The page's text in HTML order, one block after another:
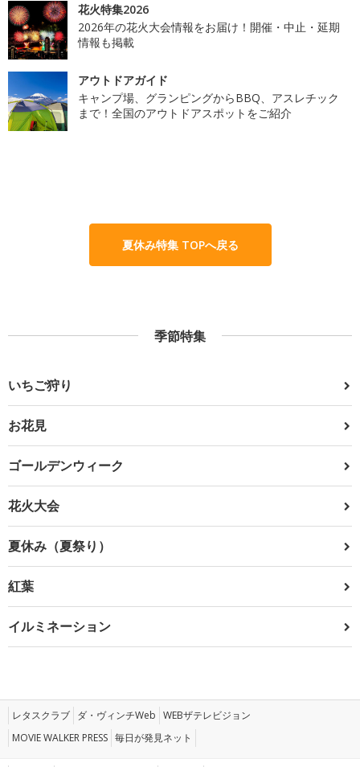
花火特集2026
2026年の花火大会情報をお届け！開催・中止・延期
情報も掲載
アウトドアガイド
キャンプ場、グランピングからBBQ、アスレチック
まで！全国のアウトドアスポットをご紹介
夏休み特集 TOPへ戻る
季節特集
いちご狩り
お花見
ゴールデンウィーク
花火大会
夏休み（夏祭り）
紅葉
イルミネーション
レタスクラブ ダ・ヴィンチWeb WEBザテレビジョン
MOVIE WALKER PRESS 毎日が発見ネット